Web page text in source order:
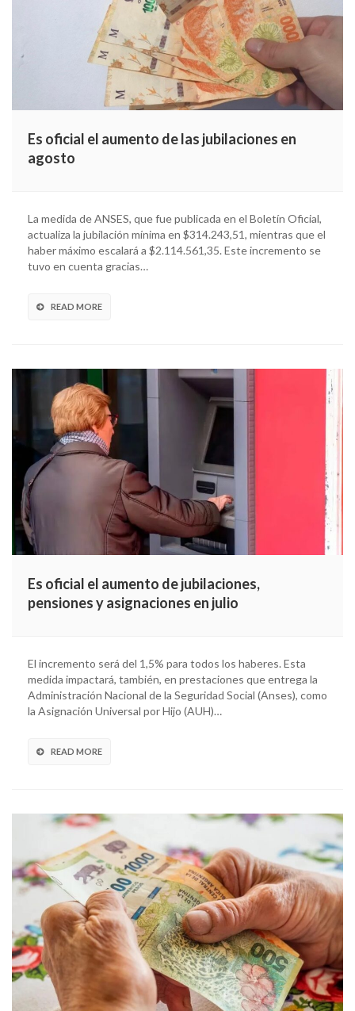
Es oficial el aumento de las jubilaciones en
agosto
La medida de ANSES, que fue publicada en el Boletín Oficial,
actualiza la jubilación mínima en $314.243,51, mientras que el
haber máximo escalará a $2.114.561,35. Este incremento se
tuvo en cuenta gracias…
READ MORE
Es oficial el aumento de jubilaciones,
pensiones y asignaciones en julio
El incremento será del 1,5% para todos los haberes. Esta
medida impactará, también, en prestaciones que entrega la
Administración Nacional de la Seguridad Social (Anses), como
la Asignación Universal por Hijo (AUH)…
READ MORE